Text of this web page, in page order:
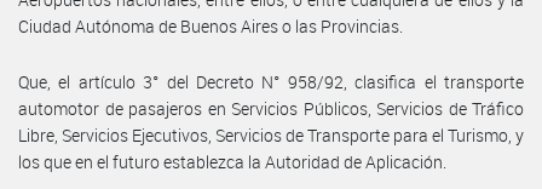
Ciudad Autónoma de Buenos Aires o las Provincias.
Que, el artículo 3° del Decreto N° 958/92, clasifica el transporte
automotor de pasajeros en Servicios Públicos, Servicios de Tráfico
Libre, Servicios Ejecutivos, Servicios de Transporte para el Turismo, y
los que en el futuro establezca la Autoridad de Aplicación.